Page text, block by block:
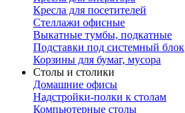
Кресла для посетителей
Стеллажи офисные
Выкатные тумбы, подкатные
Подставки под системный блок
Корзины для бумаг, мусора
Столы и столики
Домашние офисы
Надстройки-полки к столам
Компьютерные столы